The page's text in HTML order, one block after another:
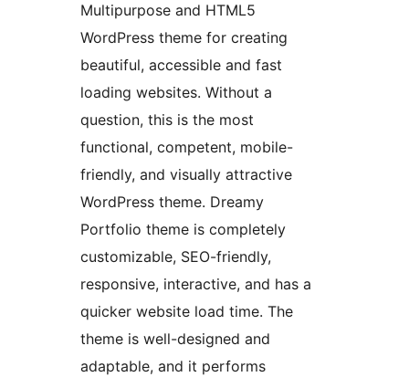
Multipurpose and HTML5
WordPress theme for creating
beautiful, accessible and fast
loading websites. Without a
question, this is the most
functional, competent, mobile-
friendly, and visually attractive
WordPress theme. Dreamy
Portfolio theme is completely
customizable, SEO-friendly,
responsive, interactive, and has a
quicker website load time. The
theme is well-designed and
adaptable, and it performs